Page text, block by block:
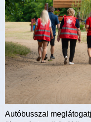
Autóbusszal